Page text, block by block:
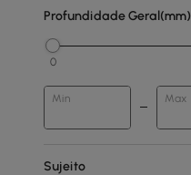
Profundidade Geral(mm)
0
Min Max
Sujeito